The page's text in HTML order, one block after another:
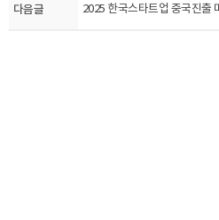
다음글 2025 한국스타트업 중국진출